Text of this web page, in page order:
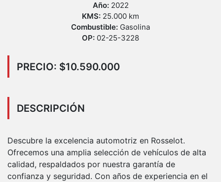
Año: 2022
KMS: 25.000 km
Combustible: Gasolina
OP: 02-25-3228
PRECIO: $10.590.000
DESCRIPCIÓN
Descubre la excelencia automotriz en Rosselot.
Ofrecemos una amplia selección de vehículos de alta
calidad, respaldados por nuestra garantía de
confianza y seguridad. Con años de experiencia en el